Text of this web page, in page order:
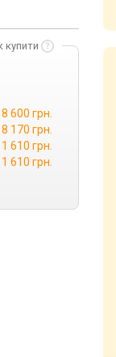
купити
8 600 грн.
8 170 грн.
610 грн.
610 грн.